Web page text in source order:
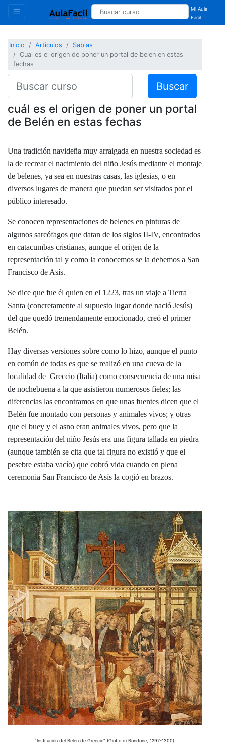
Mi Aula
Facil
Inicio Articulos
Sabias
Cual es el origen de poner un portal de belen en estas
fechas
Buscar
cuál es el origen de poner un portal
de Belén en estas fechas
Una tradición navideña muy arraigada en nuestra sociedad es
la de recrear el nacimiento del niño Jesús mediante el montaje
de belenes, ya sea en nuestras casas, las iglesias, o en
diversos lugares de manera que puedan ser visitados por el
público interesado.
Se conocen representaciones de belenes en pinturas de
algunos sarcófagos que datan de los siglos II-IV, encontrados
en catacumbas cristianas, aunque el origen de la
representación tal y como la conocemos se la debemos a San
Francisco de Asís.
Se dice que fue él quien en el 1223, tras un viaje a Tierra
Santa (concretamente al supuesto lugar donde nació Jesús)
del que quedó tremendamente emocionado, creó el primer
Belén.
Hay diversas versiones sobre como lo hizo, aunque el punto
en común de todas es que se realizó en una cueva de la
localidad de Greccio (Italia) como consecuencia de una misa
de nochebuena a la que asistieron numerosos fieles; las
diferencias las encontramos en que unas fuentes dicen que el
Belén fue montado con personas y animales vivos; y otras
que el buey y el asno eran animales vivos, pero que la
representación del niño Jesús era una figura tallada en piedra
(aunque también se cita que tal figura no existió y que el
pesebre estaba vacío) que cobró vida cuando en plena
ceremonia San Francisco de Asís la cogió en brazos.
"Institución del Belén de Greccio" (Giotto di Bondone, 1297-1300).